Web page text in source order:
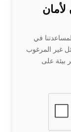
في
غير المرغوب
بيئة على